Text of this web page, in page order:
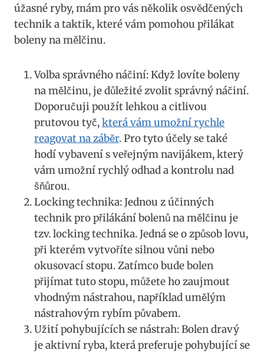
úžasné⁢ ryby, mám pro ⁢vás několik osvědčených
technik a taktik, které vám pomohou přilákat
boleny na mělčinu.
Volba správného náčiní: Když lovíte boleny
na​ mělčinu, je důležité zvolit správný náčiní.
Doporučuji ⁣použít ​lehkou a citlivou
prutovou tyč,která vám ⁣umožní ⁢rychle
reagovat na záběr. Pro⁢ tyto‍ účely‍ se⁤ také ​
hodí vybavení s veřejným navijákem, který
vám umožní rychlý odhad a kontrolu ‍nad
šňůrou.
Locking technika: Jednou z účinných
technik pro přilákání bolenů na mělčinu je
tzv. locking technika. Jedná se o způsob lovu,
při kterém vytvoříte silnou vůni nebo
okusovací‌ stopu. Zatímco bude bolen
přijímat tuto stopu, můžete ho zaujmout
vhodným nástrahou, ‍například umělým
nástrahovým rybím půvabem.
Užití pohybujících se nástrah: Bolen dravý
je aktivní ryba, která preferuje pohybující ‌se